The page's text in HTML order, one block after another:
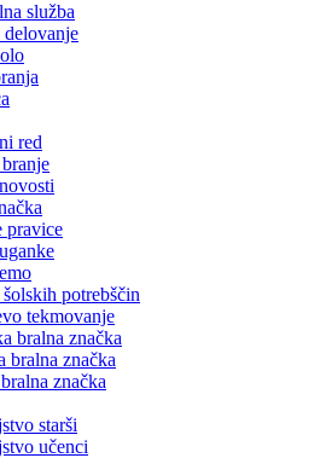
služba
red
pravice
šolskih potrebščin
tekmovanje
bralna značka
bralna značka
značka
starši
učenci